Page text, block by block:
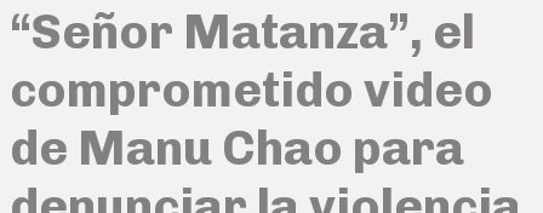
“Señor Matanza”, el
comprometido video
de Manu Chao para